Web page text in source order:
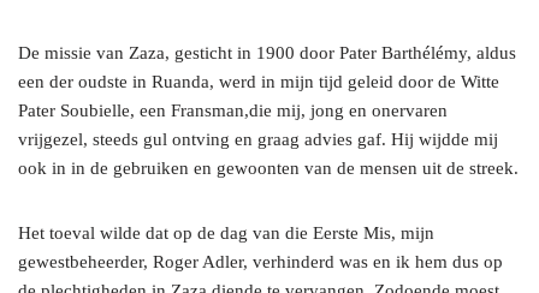
De missie van Zaza, gesticht in 1900 door Pater Barthélémy, aldus
een der oudste in Ruanda, werd in mijn tijd geleid door de Witte
Pater Soubielle, een Fransman,die mij, jong en onervaren
vrijgezel, steeds gul ontving en graag advies gaf. Hij wijdde mij
ook in in de gebruiken en gewoonten van de mensen uit de streek.
Het toeval wilde dat op de dag van die Eerste Mis, mijn
gewestbeheerder, Roger Adler, verhinderd was en ik hem dus op